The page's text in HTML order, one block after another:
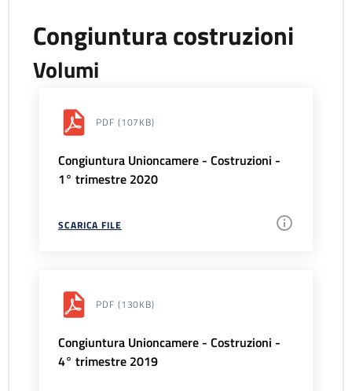
Congiuntura costruzioni
Volumi
PDF (107KB)
Congiuntura Unioncamere - Costruzioni -
1° trimestre 2020
SCARICA FILE
PDF (130KB)
Congiuntura Unioncamere - Costruzioni -
4° trimestre 2019